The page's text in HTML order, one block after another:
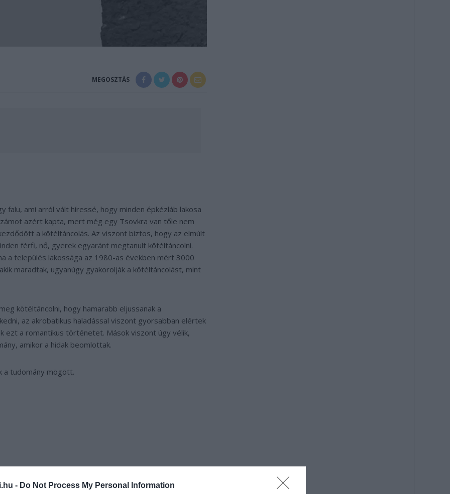
- Do Not Process My Personal Information
MEGOSZTÁS
ami arról vált híressé, hogy minden épkézláb lakosa
azért kapta, mert még egy Tsovkra van tőle nem
a kötéltáncolás. Az viszont biztos, hogy az elmúlt
férfi, nő, gyerek egyaránt megtanult kötéltáncolni.
a település lakossága az 1980-as években mért 3000
maradtak, ugyanúgy gyakorolják a kötéltáncolást, mint
kötéltáncolni, hogy hamarabb eljussanak a
az akrobatikus haladással viszont gyorsabban elértek
ezt a romantikus történetet. Mások viszont úgy vélik,
amikor a hidak beomlottak.
a tudomány mögött.